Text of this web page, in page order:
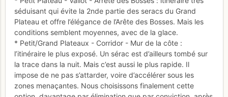
séduisant qui évite la 2nde partie des seracs du Grand
Plateau et offre l’élégance de l’Arête des Bosses. Mais les
conditions semblent moyennes, avec de la glace.
* Petit/Grand Plateaux - Corridor - Mur de la côte :
l’itinéraire le plus exposé. Un sérac est d’ailleurs tombé sur
la trace dans la nuit. Mais c’est aussi le plus rapide. Il
impose de ne pas s’attarder, voire d’accélérer sous les
zones menaçantes. Nous choisissons finalement cette